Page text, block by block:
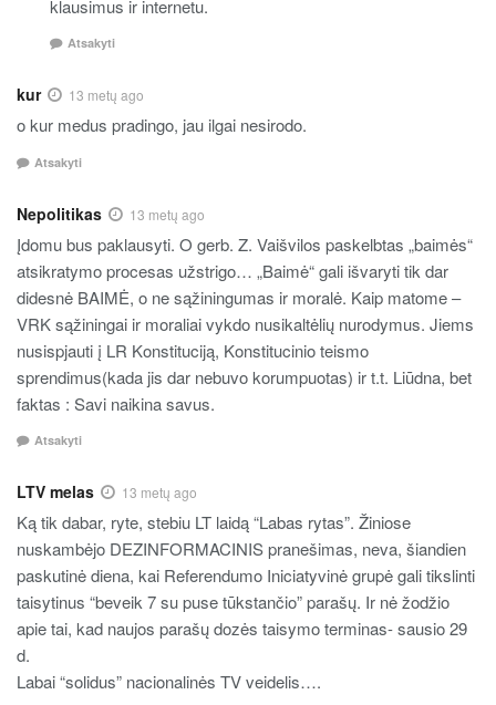
klausimus ir internetu.
Atsakyti
kur 13 metų ago
o kur medus pradingo, jau ilgai nesirodo.
Atsakyti
Nepolitikas 13 metų ago
Įdomu bus paklausyti. O gerb. Z. Vaišvilos paskelbtas „baimės“
atsikratymo procesas užstrigo… „Baimė“ gali išvaryti tik dar
didesnė BAIMĖ, o ne sąžiningumas ir moralė. Kaip matome –
VRK sąžiningai ir moraliai vykdo nusikaltėlių nurodymus. Jiems
nusispjauti į LR Konstituciją, Konstitucinio teismo
sprendimus(kada jis dar nebuvo korumpuotas) ir t.t. Liūdna, bet
faktas : Savi naikina savus.
Atsakyti
LTV melas 13 metų ago
Ką tik dabar, ryte, stebiu LT laidą “Labas rytas”. Žiniose
nuskambėjo DEZINFORMACINIS pranešimas, neva, šiandien
paskutinė diena, kai Referendumo Iniciatyvinė grupė gali tikslinti
taisytinus “beveik 7 su puse tūkstančio” parašų. Ir nė žodžio
apie tai, kad naujos parašų dozės taisymo terminas- sausio 29
d.
Labai “solidus” nacionalinės TV veidelis….